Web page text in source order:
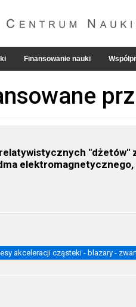
Finansowanie nauki
"dżetów"
akceleracji cząsteki - blazary -